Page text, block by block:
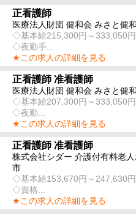
正看護師
医療法人財団 健和会 みさと健
◇基本給215,300円～333,050円
◇夜勤手...
★この求人の詳細を見る
正看護師 准看護師
医療法人財団 健和会 みさと健
◇基本給207,300円～333,050円
◇夜勤...
★この求人の詳細を見る
正看護師 准看護師
株式会社シダー 介護付有料老
市
◇基本給153,670円～247,630円
◇資格...
★この求人の詳細を見る